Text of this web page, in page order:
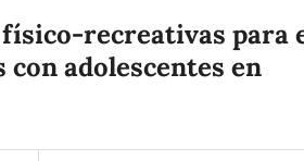
recreativas para
adolescentes en